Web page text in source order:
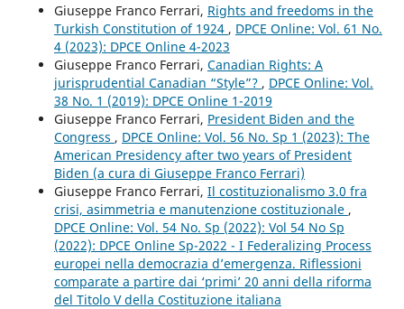
Giuseppe Franco Ferrari, Rights and freedoms in the
Turkish Constitution of 1924 , DPCE Online: Vol. 61 No.
4 (2023): DPCE Online 4-2023
Giuseppe Franco Ferrari, Canadian Rights: A
jurisprudential Canadian “Style”? , DPCE Online: Vol.
38 No. 1 (2019): DPCE Online 1-2019
Giuseppe Franco Ferrari, President Biden and the
Congress , DPCE Online: Vol. 56 No. Sp 1 (2023): The
American Presidency after two years of President
Biden (a cura di Giuseppe Franco Ferrari)
Giuseppe Franco Ferrari, Il costituzionalismo 3.0 fra
crisi, asimmetria e manutenzione costituzionale ,
DPCE Online: Vol. 54 No. Sp (2022): Vol 54 No Sp
(2022): DPCE Online Sp-2022 - I Federalizing Process
europei nella democrazia d’emergenza. Riflessioni
comparate a partire dai ‘primi’ 20 anni della riforma
del Titolo V della Costituzione italiana